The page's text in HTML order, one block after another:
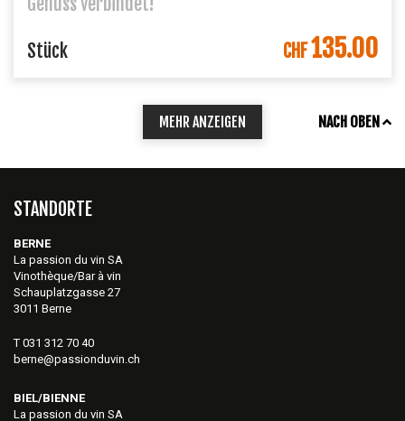
IN DEN WARENKORB
Stück CHF135.00
MEHR ANZEIGEN NACH OBEN
STANDORTE
BERNE
La passion du vin SA
Vinothèque/Bar à vin
Schauplatzgasse 27
3011 Berne
T 031 312 70 40
berne@passionduvin.ch
BIEL/BIENNE
La passion du vin SA